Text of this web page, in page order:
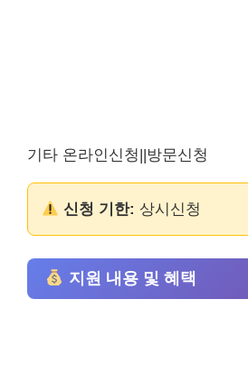
기타 온라인신청||방문신청
신청 기한: 상시신청
지원 내용 및 혜택